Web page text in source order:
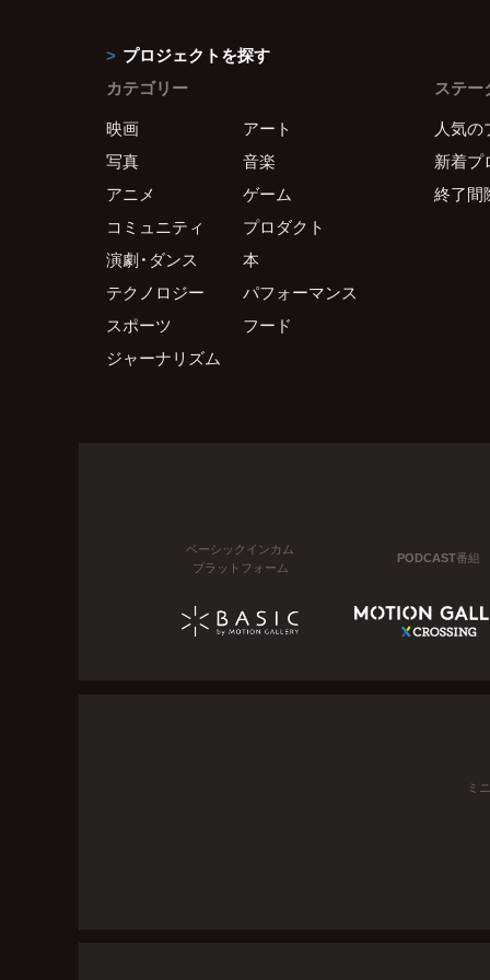
プロジェクトを探す
カテゴリー
映画
アート
写真
音楽
アニメ
ゲーム
コミュニティ
プロダクト
演劇・ダンス
本
テクノロジー
パフォーマンス
スポーツ
フード
ジャーナリズム
ステー
人気の
新着プ
終了間
ベーシックインカム
プラットフォーム
PODCAST番組
ミ